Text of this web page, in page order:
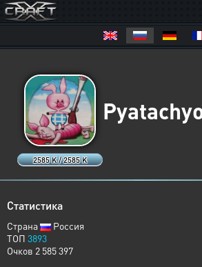
2585 K / 2585 K
Статистика
Страна
Россия
ТОП 3893
Очков 2 585 397